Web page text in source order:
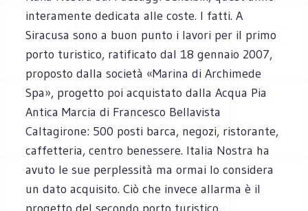
interamente dedicata alle coste. I fatti. A
Siracusa sono a buon punto i lavori per il primo
porto turistico, ratificato dal 18 gennaio 2007,
proposto dalla società «Marina di Archimede
Spa», progetto poi acquistato dalla Acqua Pia
Antica Marcia di Francesco Bellavista
Caltagirone: 500 posti barca, negozi, ristorante,
caffetteria, centro benessere. Italia Nostra ha
avuto le sue perplessità ma ormai lo considera
un dato acquisito. Ciò che invece allarma è il